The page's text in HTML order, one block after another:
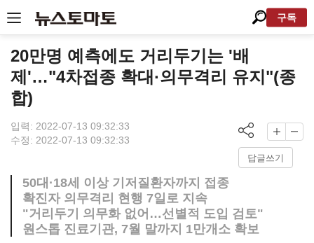
구독
20만명 예측에도 거리두기는 '배
제'…"4차접종 확대·의무격리 유지"(종
합)
입력: 2022-07-13 09:32:33
수정: 2022-07-13 09:32:33
답글쓰기
50대·18세 이상 기저질환자까지 접종
확진자 의무격리 현행 7일로 지속
"거리두기 의무화 없어…선별적 도입 검토"
원스톱 진료기관, 7월 말까지 1만개소 확보